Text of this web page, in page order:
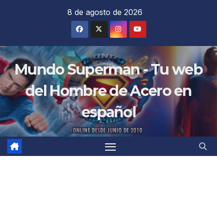
8 de agosto de 2026
Mundo Superman - Tu web
del Hombre de Acero en
español